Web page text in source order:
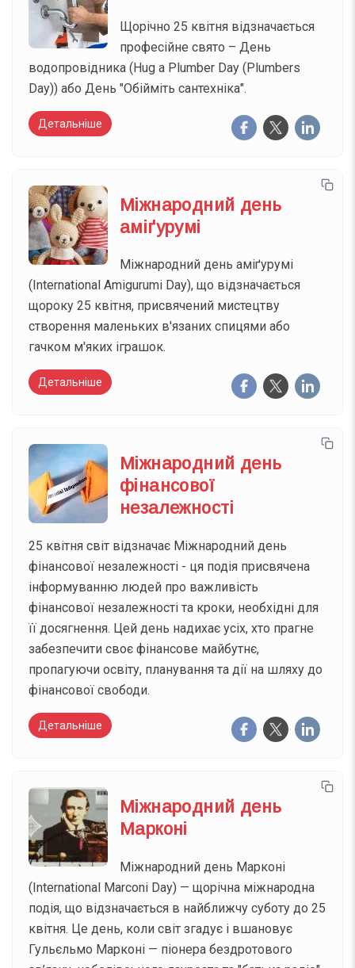
Щорічно 25 квітня відзначається
професійне свято – День
водопровідника (Hug a Plumber Day (Plumbers
Day)) або День "Обійміть сантехніка".
Детальніше
Міжнародний день
аміґурумі
Міжнародний день аміґурумі
(International Amigurumi Day), що відзначається
щороку 25 квітня, присвячений мистецтву
створення маленьких в'язаних спицями або
гачком м'яких іграшок.
Детальніше
Міжнародний день
фінансової
незалежності
25 квітня світ відзначає Міжнародний день
фінансової незалежності - ця подія присвячена
інформуванню людей про важливість
фінансової незалежності та кроки, необхідні для
її досягнення. Цей день надихає усіх, хто прагне
забезпечити своє фінансове майбутнє,
пропагуючи освіту, планування та дії на шляху до
фінансової свободи.
Детальніше
Міжнародний день
Марконі
Міжнародний день Марконі
(International Marconi Day) — щорічна міжнародна
подія, що відзначається в найближчу суботу до 25
квітня. Це день, коли світ згадує і вшановує
Гульєльмо Марконі — піонера бездротового